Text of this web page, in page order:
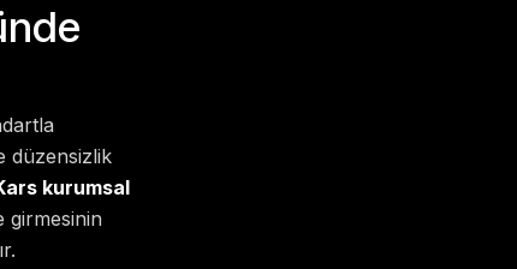
düzensizlik
kurumsal
girmesinin